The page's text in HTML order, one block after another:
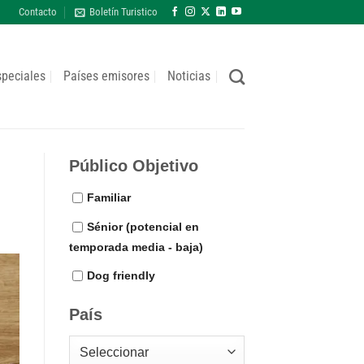
Contacto Boletín Turistico
Países emisores Noticias
Público Objetivo
Familiar
Sénior (potencial en
temporada media - baja)
Dog friendly
País